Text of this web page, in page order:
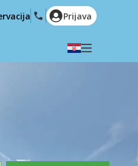
English (US)
Prijava